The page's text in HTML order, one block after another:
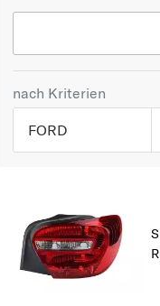
nach Kriterien
FORD
OPEL
MERCEDES-BENZ
FORD